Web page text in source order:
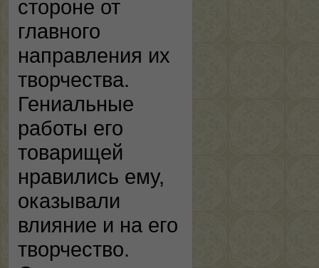
стороне от
главного
направления их
творчества.
Гениальные
работы его
товарищей
нравились ему,
оказывали
влияние и на его
творчество.